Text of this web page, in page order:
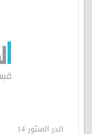
الدر المنثور 14